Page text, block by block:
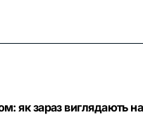
як зараз виглядають